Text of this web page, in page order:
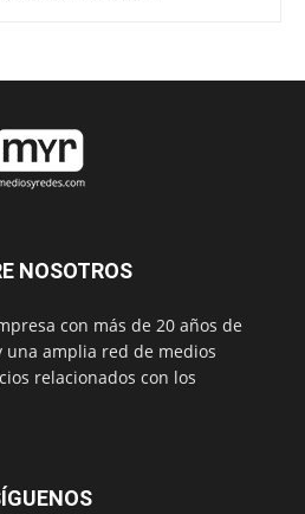
NOSOTROS
con más de 20 años de
amplia red de medios
relacionados con los